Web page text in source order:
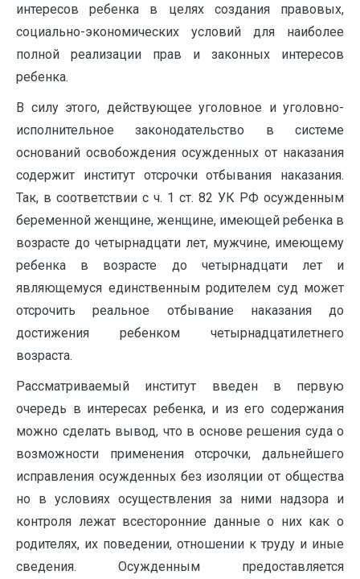
интересов ребенка в целях создания правовых,
социально-экономических условий для наиболее
полной реализации прав и законных интересов
ребенка.
В силу этого, действующее уголовное и уголовно-
исполнительное законодательство в системе
оснований освобождения осужденных от наказания
содержит институт отсрочки отбывания наказания.
Так, в соответствии с ч. 1 ст. 82 УК РФ осужденным
беременной женщине, женщине, имеющей ребенка в
возрасте до четырнадцати лет, мужчине, имеющему
ребенка в возрасте до четырнадцати лет и
являющемуся единственным родителем суд может
отсрочить реальное отбывание наказания до
достижения ребенком четырнадцатилетнего
возраста.
Рассматриваемый институт введен в первую
очередь в интересах ребенка, и из его содержания
можно сделать вывод, что в основе решения суда о
возможности применения отсрочки, дальнейшего
исправления осужденных без изоляции от общества
но в условиях осуществления за ними надзора и
контроля лежат всесторонние данные о них как о
родителях, их поведении, отношении к труду и иные
сведения. Осужденным предоставляется